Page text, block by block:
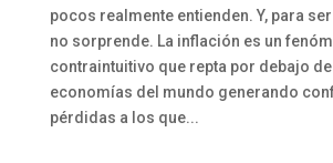
pocos realmente entienden. Y, para
no sorprende. La inflación es un
contraintuitivo que repta por debajo
economías del mundo generando
pérdidas a los que...